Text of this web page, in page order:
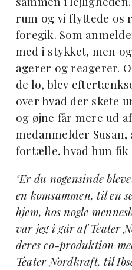
rum og vi flyttede os
foregik. Som
med i stykket, men
agerer og reagerer.
de lo, blev
over hvad der skete
og øjne får mere ud
medanmelder
fortælle, hvad hun fik
"Er du nogensinde
en komsammen, til en
hjem, hos nogle
var jeg i går af Teater
deres co-produktion
Teater Nordkraft, til